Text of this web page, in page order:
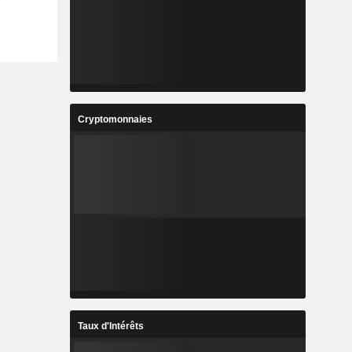
Cryptomonnaies
Taux d'Intérêts